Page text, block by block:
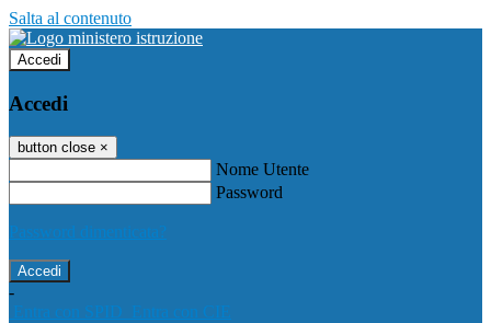
Salta al contenuto
Accedi
Accedi
button close ×
Nome Utente
Password
Password dimenticata?
-
Entra con SPID
Entra con CIE